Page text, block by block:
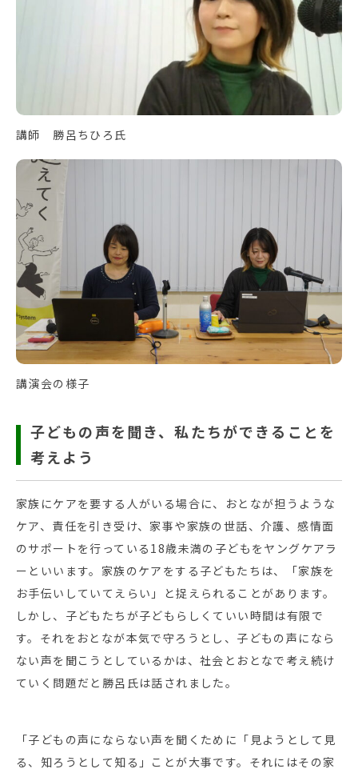
講師 勝呂ちひろ氏
講演会の様子
子どもの声を聞き、私たちができることを
考えよう
家族にケアを要する人がいる場合に、おとなが担うような
ケア、責任を引き受け、家事や家族の世話、介護、感情面
のサポートを行っている18歳未満の子どもをヤングケアラ
ーといいます。家族のケアをする子どもたちは、「家族を
お手伝いしていてえらい」と捉えられることがあります。
しかし、子どもたちが子どもらしくていい時間は有限で
す。それをおとなが本気で守ろうとし、子どもの声になら
ない声を聞こうとしているかは、社会とおとなで考え続け
ていく問題だと勝呂氏は話されました。
「子どもの声にならない声を聞くために「見ようとして見
る、知ろうとして知る」ことが大事です。それにはその家